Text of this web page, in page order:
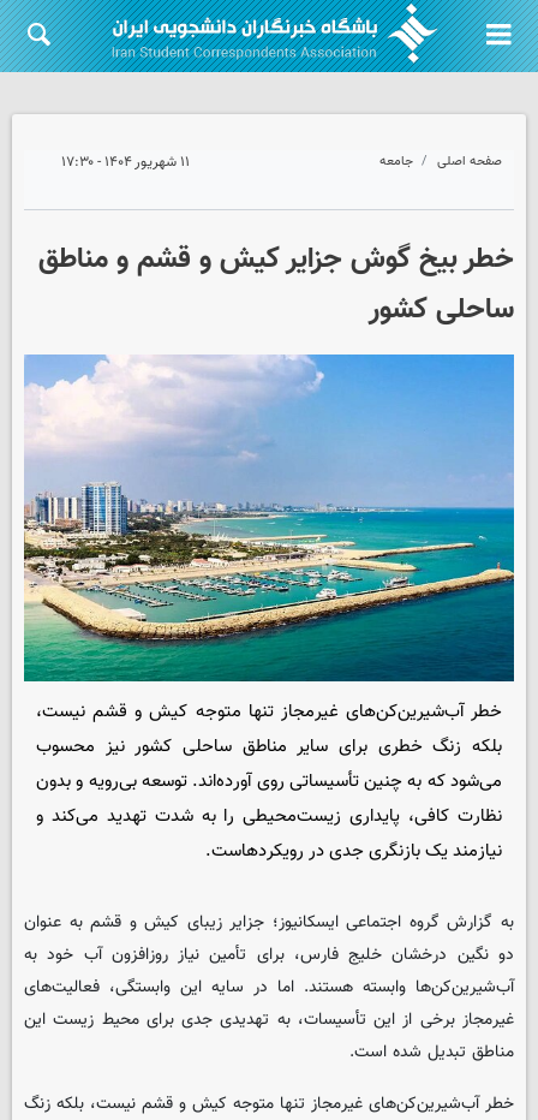
صفحه اصلی جامعه ۱۱ شهریور ۱۴۰۴ - ۱۷:۳۰
خطر بیخ گوش جزایر کیش و قشم و مناطق
ساحلی کشور
خطر آب‌شیرین‌کن‌های غیرمجاز تنها متوجه کیش و قشم نیست،
بلکه زنگ خطری برای سایر مناطق ساحلی کشور نیز محسوب
می‌شود که به چنین تأسیساتی روی آورده‌اند. توسعه بی‌رویه و بدون
نظارت کافی، پایداری زیست‌محیطی را به شدت تهدید می‌کند و
نیازمند یک بازنگری جدی در رویکردهاست.
به گزارش گروه اجتماعیایسکانیوز؛ جزایر زیبای کیش و قشم به عنوان
دو نگین درخشان خلیج فارس، برای تأمین نیاز روزافزون آب خود به
آب‌شیرین‌کن‌ها وابسته هستند. اما در سایه این وابستگی، فعالیت‌های
غیرمجاز برخی از این تأسیسات، به تهدیدی جدی برای محیط زیست این
مناطق تبدیل شده است.
خطر آب‌شیرین‌کن‌های غیرمجاز تنها متوجه کیش و قشم نیست، بلکه زنگ